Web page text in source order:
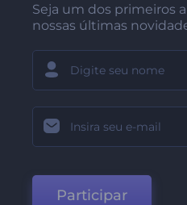
Seja um dos primeiros
nossas últimas
Participar